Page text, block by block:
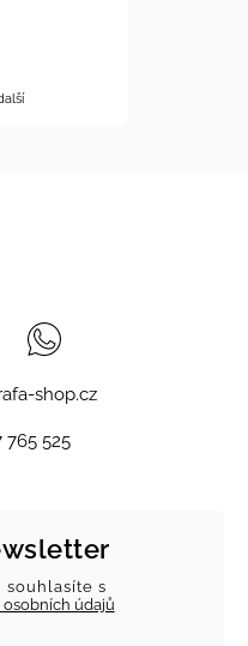
Instagram
shop.cz
765 525
souhlasíte s
údajů